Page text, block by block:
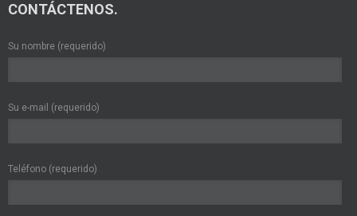
CONTÁCTENOS.
Su nombre (requerido)
Su e-mail (requerido)
Teléfono (requerido)